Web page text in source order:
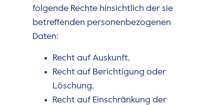
folgende Rechte hinsichtlich der sie
betreffenden personenbezogenen
Daten:
Recht auf Auskunft,
Recht auf Berichtigung oder
Löschung,
Recht auf Einschränkung der